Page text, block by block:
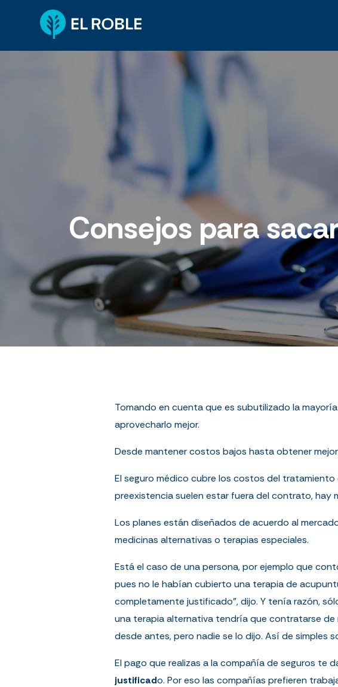
Consejos para
Tomando en cuenta que es subutilizado la
aprovecharlo mejor.
Desde mantener costos bajos hasta obtener
El seguro médico cubre los costos del
preexistencia suelen estar fuera del contrato, hay
Los planes están diseñados de acuerdo al
medicinas alternativas o terapias especiales.
Está el caso de una persona, por ejemplo que
pues no le habían cubierto una terapia de
completamente justificado”, dijo. Y tenía razón,
una terapia alternativa tendría que contratarse de
desde antes, pero nadie se lo dijo. Así de simples
El pago que realizas a la compañía de seguros te
justificado. Por eso las compañías prefieren